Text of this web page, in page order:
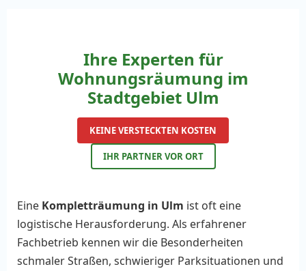
Ihre Experten für
Wohnungsräumung im
Stadtgebiet Ulm
KEINE VERSTECKTEN KOSTEN
IHR PARTNER VOR ORT
Eine Kompletträumung in Ulm ist oft eine
logistische Herausforderung. Als erfahrener
Fachbetrieb kennen wir die Besonderheiten
schmaler Straßen, schwieriger Parksituationen und